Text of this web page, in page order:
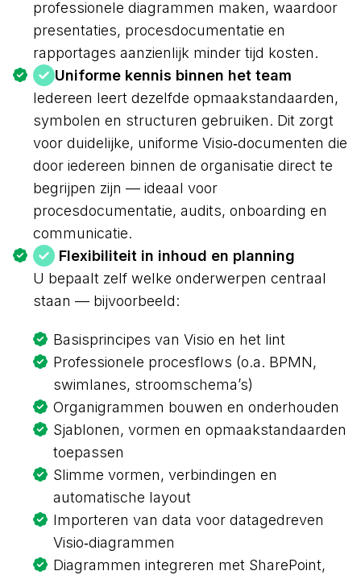
professionele diagrammen maken, waardoor
presentaties, procesdocumentatie en
rapportages aanzienlijk minder tijd kosten.
Uniforme kennis binnen het team
Iedereen leert dezelfde opmaakstandaarden,
symbolen en structuren gebruiken. Dit zorgt
voor duidelijke, uniforme Visio‑documenten die
door iedereen binnen de organisatie direct te
begrijpen zijn — ideaal voor
procesdocumentatie, audits, onboarding en
communicatie.
Flexibiliteit in inhoud en planning
U bepaalt zelf welke onderwerpen centraal
staan — bijvoorbeeld:
Basisprincipes van Visio en het lint
Professionele procesflows (o.a. BPMN,
swimlanes, stroomschema’s)
Organigrammen bouwen en onderhouden
Sjablonen, vormen en opmaakstandaarden
toepassen
Slimme vormen, verbindingen en
automatische layout
Importeren van data voor datagedreven
Visio‑diagrammen
Diagrammen integreren met SharePoint,